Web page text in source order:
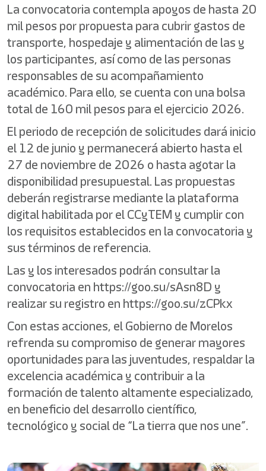
La convocatoria contempla apoyos de hasta 20
mil pesos por propuesta para cubrir gastos de
transporte, hospedaje y alimentación de las y
los participantes, así como de las personas
responsables de su acompañamiento
académico. Para ello, se cuenta con una bolsa
total de 160 mil pesos para el ejercicio 2026.
El periodo de recepción de solicitudes dará inicio
el 12 de junio y permanecerá abierto hasta el
27 de noviembre de 2026 o hasta agotar la
disponibilidad presupuestal. Las propuestas
deberán registrarse mediante la plataforma
digital habilitada por el CCyTEM y cumplir con
los requisitos establecidos en la convocatoria y
sus términos de referencia.
Las y los interesados podrán consultar la
convocatoria en https://goo.su/sAsn8D y
realizar su registro en https://goo.su/zCPkx
Con estas acciones, el Gobierno de Morelos
refrenda su compromiso de generar mayores
oportunidades para las juventudes, respaldar la
excelencia académica y contribuir a la
formación de talento altamente especializado,
en beneficio del desarrollo científico,
tecnológico y social de “La tierra que nos une”.